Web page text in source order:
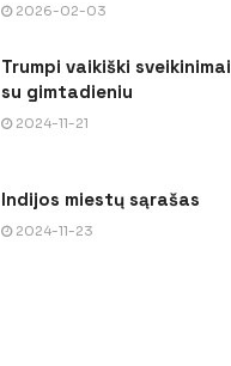
2026-02-03
Trumpi vaikiški sveikinimai
su gimtadieniu
2024-11-21
Indijos miestų sąrašas
2024-11-23